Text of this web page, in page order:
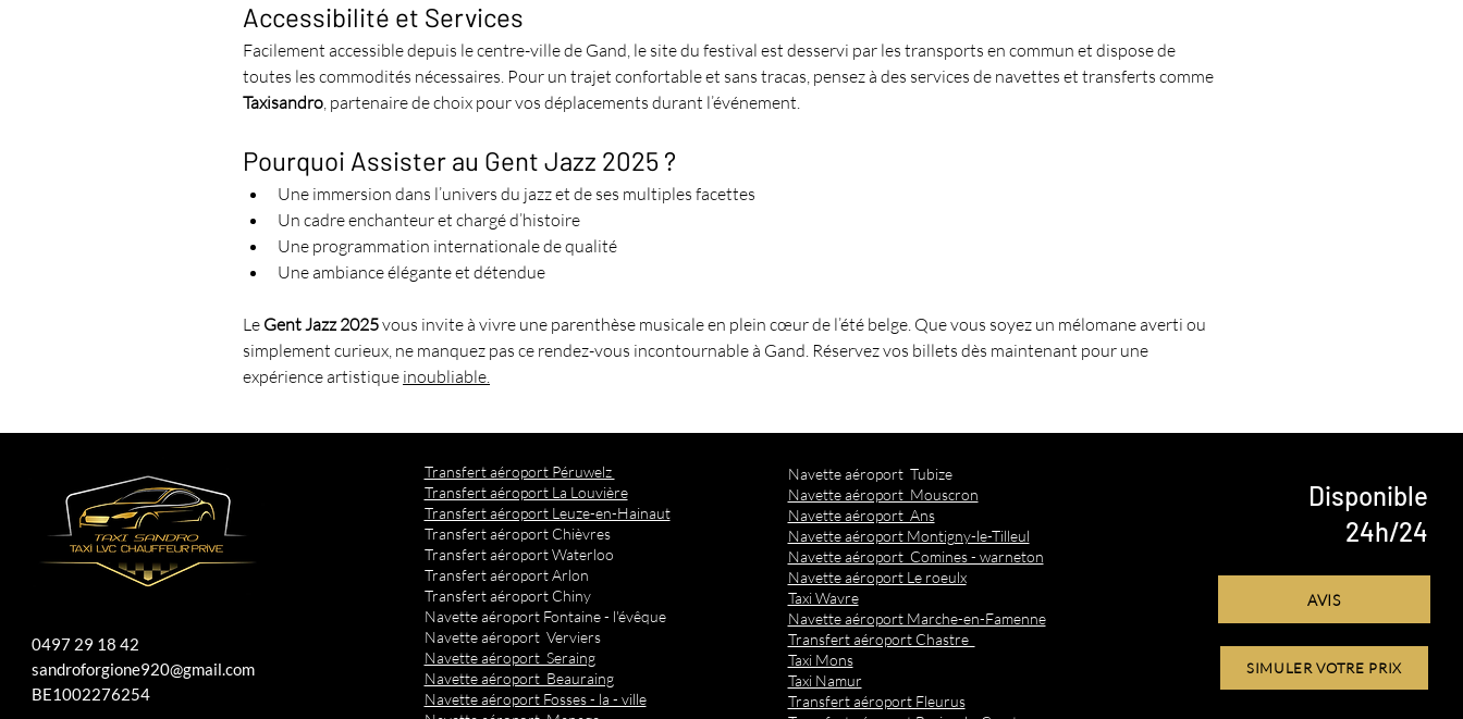
Accessibilité et Services
Facilement accessible depuis le centre-ville de Gand, le site du festival est desservi par les transports en commun et dispose de
toutes les commodités nécessaires. Pour un trajet confortable et sans tracas, pensez à des services de navettes et transferts comme
Taxisandro, partenaire de choix pour vos déplacements durant l’événement.
Pourquoi Assister au Gent Jazz 2025 ?
Une immersion dans l’univers du jazz et de ses multiples facettes
Un cadre enchanteur et chargé d’histoire
Une programmation internationale de qualité
Une ambiance élégante et détendue
Le Gent Jazz 2025 vous invite à vivre une parenthèse musicale en plein cœur de l’été belge. Que vous soyez un mélomane averti ou
simplement curieux, ne manquez pas ce rendez-vous incontournable à Gand. Réservez vos billets dès maintenant pour une
expérience artistique inoubliable.
0497 29 18 42
sandroforgione920@gmail.com
BE1002276254
​Transfert aéroport Péruwelz
Transfert aéroport La Louvière
Transfert aéroport Leuze-en-Hainaut
Transfert aéroport Chièvres
Transfert aéroport Waterloo
Transfert aéroport Arlon
Transfert aéroport Chiny
Navette aéroport Fontaine - l'évêque
Navette aéroport Verviers
Navette aéroport Seraing
Navette aéroport Beauraing
Navette aéroport Fosses - la - ville
Navette aéroport Tubize
Navette aéroport Mouscron
Navette aéroport Ans
Navette aéroport Montigny-le-Tilleul
Navette aéroport Comines - warneton
Navette aéroport Le roeulx
Taxi Wavre
Navette aéroport Marche-en-Famenne
​Transfert aéroport Chastre
Taxi Mons
Taxi Namur
Transfert aéroport Fleurus
Disponible
24h/24
AVIS
SIMULER VOTRE PRIX